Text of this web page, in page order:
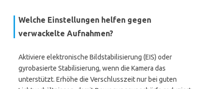
Welche Einstellungen helfen gegen
verwackelte Aufnahmen?
Aktiviere elektronische Bildstabilisierung (EIS) oder
gyrobasierte Stabilisierung, wenn die Kamera das
unterstützt. Erhöhe die Verschlusszeit nur bei guten